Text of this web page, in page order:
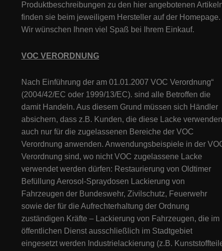
Produktbeschreibungen zu den hier angebotenen
finden sie beim jeweiligem Hersteller auf der Homepage.
Wir wünschen Ihnen viel Spaß bei Ihrem Einkauf.
VOC VERORDNUNG
Nach Einführung der am 01.01.2007 VOC Verordnung“
(2004/42/EC oder 1999/13/EC). sind alle Betroffen die
damit Handeln. Aus diesem Grund müssen sich Händler
absichern, dass z.B. Kunden, die diese Lacke
auch nur für die zugelassenen Bereiche der VOC
Verordnung anwenden. Anwendungsbeispiele in der
Verordnung sind, wo nicht VOC zugelassene Lacke
verwendet werden dürfen: Restaurierung von Oldtimer
Befüllung Aerosol-Spraydosen Lackierung von
Fahrzeugen der Bundeswehr, Zivilschutz, Feuerwehr
sowie der für die Aufrechterhaltung der Ordnung
zuständigen Kräfte – Lackierung von Fahrzeugen, die im
öffentlichen Dienst ausschließlich im Stadtgebiet
eingesetzt werden Industrielackierung (z.B.